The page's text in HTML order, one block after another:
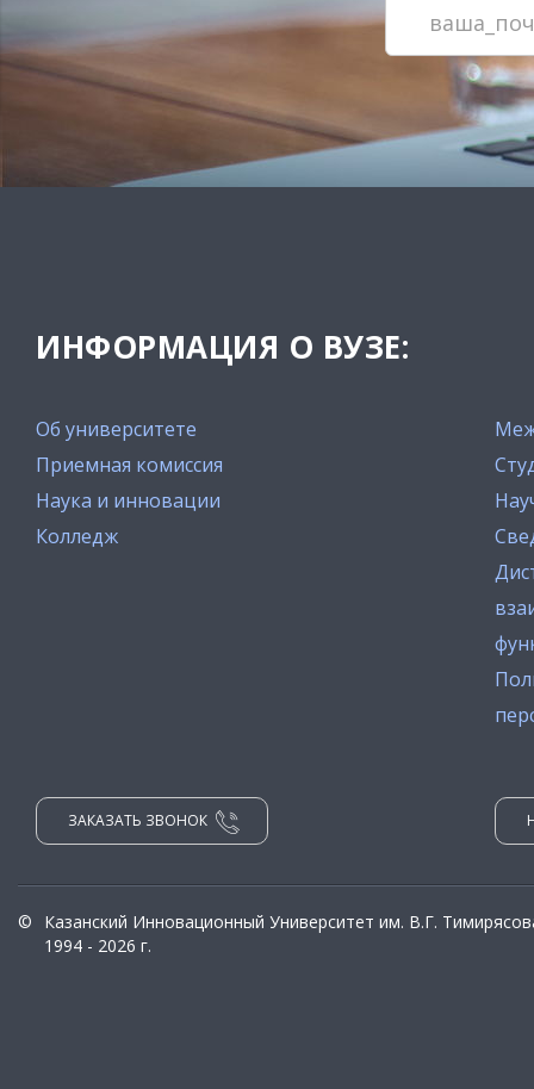
ИНФОРМАЦИЯ О ВУЗЕ:
Об университете
Приемная комиссия
Наука и инновации
Колледж
ЗАКАЗАТЬ ЗВОНОК
©
Казанский Инновационный Университет им. В.Г.
1994 - 2026 г.